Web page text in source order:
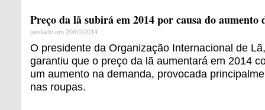
Preço da lã subirá em 2014 por causa do aumento
postado em 20/01/2014
O presidente da Organização Internacional de
garantiu que o preço da lã aumentará em 2014
um aumento na demanda, provocada
nas roupas.